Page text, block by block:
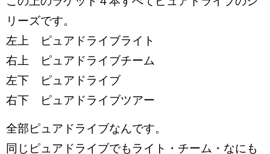
リーズです。
左上 ピュアドライブライト
右上 ピュアドライブチーム
左下 ピュアドライブ
右下 ピュアドライブツアー
全部ピュアドライブなんです。
同じピュアドライブでもライト・チーム・なにも